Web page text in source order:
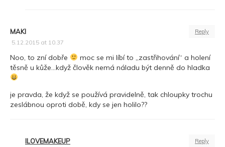
Reply
MAKI
5.12.2015 at 10.37
Noo, to zní dobře
moc se mi líbí to „zastřihování“ a holení
těsně u kůže…když člověk nemá náladu být denně do hladka
je pravda, že když se používá pravidelně, tak chloupky trochu
zeslábnou oproti době, kdy se jen holilo??
Reply
ILOVEMAKEUP